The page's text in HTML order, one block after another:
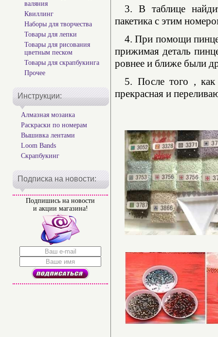
валяния
Квиллинг
Наборы для творчества
Товары для лепки
Товары для рисования
цветным песком
Товары для скрапбукинга
Прочее
Инструкции:
Алмазная мозаика
Раскраски по номерам
Вышивка лентами
Loom Bands
Скрапбукинг
Подписка на новости:
Подпишись на новости
и акции магазина!
3. В таблице
пакетика с этим
4. При помощи
прижимая деталь
ровнее и ближе были
5. После того , как
прекрасная и